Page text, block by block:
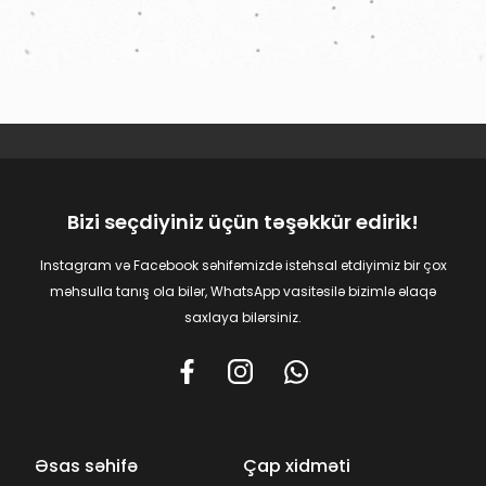
Bizi seçdiyiniz üçün təşəkkür edirik!
Instagram və Facebook səhifəmizdə istehsal etdiyimiz bir çox
məhsulla tanış ola bilər, WhatsApp vasitəsilə bizimlə əlaqə
saxlaya bilərsiniz.
Əsas səhifə Çap xidməti